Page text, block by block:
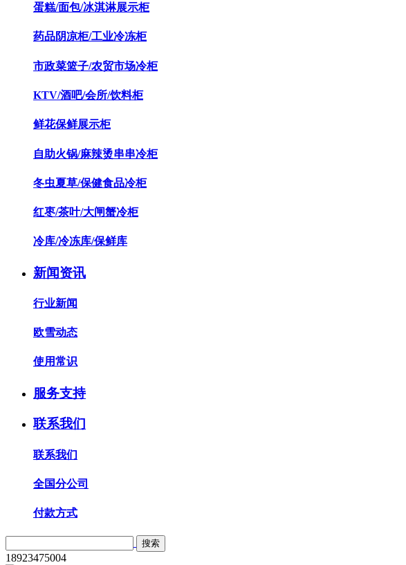
蛋糕/面包/冰淇淋展示柜
药品阴凉柜/工业冷冻柜
市政菜篮子/农贸市场冷柜
KTV/酒吧/会所/饮料柜
鲜花保鲜展示柜
自助火锅/麻辣烫串串冷柜
冬虫夏草/保健食品冷柜
红枣/茶叶/大闸蟹冷柜
冷库/冷冻库/保鲜库
新闻资讯
行业新闻
欧雪动态
使用常识
服务支持
联系我们
联系我们
全国分公司
付款方式
18923475004